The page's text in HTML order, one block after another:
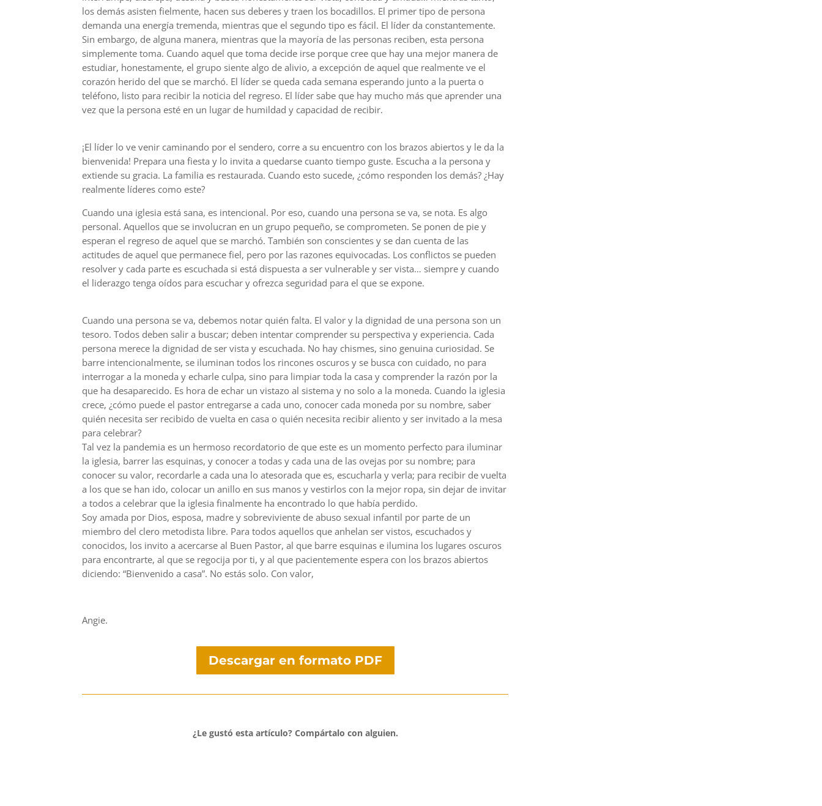
los demás asisten fielmente, hacen sus deberes y traen los bocadillos. El primer tipo de persona
demanda una energía tremenda, mientras que el segundo tipo es fácil. El líder da constantemente.
Sin embargo, de alguna manera, mientras que la mayoría de las personas reciben, esta persona
simplemente toma. Cuando aquel que toma decide irse porque cree que hay una mejor manera de
estudiar, honestamente, el grupo siente algo de alivio, a excepción de aquel que realmente ve el
corazón herido del que se marchó. El líder se queda cada semana esperando junto a la puerta o
teléfono, listo para recibir la noticia del regreso. El líder sabe que hay mucho más que aprender una
vez que la persona esté en un lugar de humildad y capacidad de recibir.
¡El líder lo ve venir caminando por el sendero, corre a su encuentro con los brazos abiertos y le da la
bienvenida! Prepara una fiesta y lo invita a quedarse cuanto tiempo guste. Escucha a la persona y
extiende su gracia. La familia es restaurada. Cuando esto sucede, ¿cómo responden los demás? ¿Hay
realmente líderes como este?
Cuando una iglesia está sana, es intencional. Por eso, cuando una persona se va, se nota. Es algo
personal. Aquellos que se involucran en un grupo pequeño, se comprometen. Se ponen de pie y
esperan el regreso de aquel que se marchó. También son conscientes y se dan cuenta de las
actitudes de aquel que permanece fiel, pero por las razones equivocadas. Los conflictos se pueden
resolver y cada parte es escuchada si está dispuesta a ser vulnerable y ser vista… siempre y cuando
el liderazgo tenga oídos para escuchar y ofrezca seguridad para el que se expone.
Cuando una persona se va, debemos notar quién falta. El valor y la dignidad de una persona son un
tesoro. Todos deben salir a buscar; deben intentar comprender su perspectiva y experiencia. Cada
persona merece la dignidad de ser vista y escuchada. No hay chismes, sino genuina curiosidad. Se
barre intencionalmente, se iluminan todos los rincones oscuros y se busca con cuidado, no para
interrogar a la moneda y echarle culpa, sino para limpiar toda la casa y comprender la razón por la
que ha desaparecido. Es hora de echar un vistazo al sistema y no solo a la moneda. Cuando la iglesia
crece, ¿cómo puede el pastor entregarse a cada uno, conocer cada moneda por su nombre, saber
quién necesita ser recibido de vuelta en casa o quién necesita recibir aliento y ser invitado a la mesa
para celebrar?
Tal vez la pandemia es un hermoso recordatorio de que este es un momento perfecto para iluminar
la iglesia, barrer las esquinas, y conocer a todas y cada una de las ovejas por su nombre; para
conocer su valor, recordarle a cada una lo atesorada que es, escucharla y verla; para recibir de vuelta
a los que se han ido, colocar un anillo en sus manos y vestirlos con la mejor ropa, sin dejar de invitar
a todos a celebrar que la iglesia finalmente ha encontrado lo que había perdido.
Soy amada por Dios, esposa, madre y sobreviviente de abuso sexual infantil por parte de un
miembro del clero metodista libre. Para todos aquellos que anhelan ser vistos, escuchados y
conocidos, los invito a acercarse al Buen Pastor, al que barre esquinas e ilumina los lugares oscuros
para encontrarte, al que se regocija por ti, y al que pacientemente espera con los brazos abiertos
diciendo: “Bienvenido a casa”. No estás solo. Con valor,
Angie.
Descargar en formato PDF
¿Le gustó esta artículo? Compártalo con alguien.